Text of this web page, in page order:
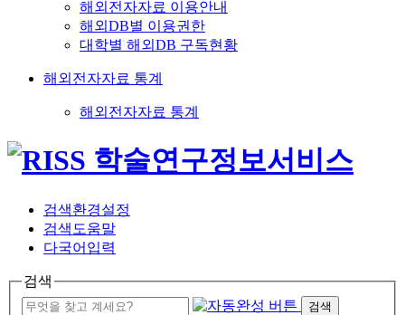
해외전자자료 이용안내
해외DB별 이용권한
대학별 해외DB 구독현황
해외전자자료 통계
해외전자자료 통계
검색환경설정
검색도움말
다국어입력
검색
검색